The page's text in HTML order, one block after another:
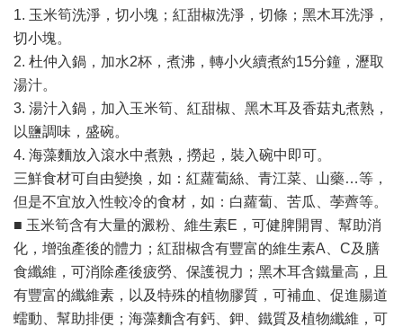
1. 玉米筍洗淨，切小塊；紅甜椒洗淨，切條；黑木耳洗淨，
切小塊。
2. 杜仲入鍋，加水2杯，煮沸，轉小火續煮約15分鐘，瀝取
湯汁。
3. 湯汁入鍋，加入玉米筍、紅甜椒、黑木耳及香菇丸煮熟，
以鹽調味，盛碗。
4. 海藻麵放入滾水中煮熟，撈起，裝入碗中即可。
三鮮食材可自由變換，如：紅蘿蔔絲、青江菜、山藥…等，
但是不宜放入性較冷的食材，如：白蘿蔔、苦瓜、荸薺等。
■ 玉米筍含有大量的澱粉、維生素E，可健脾開胃、幫助消
化，增強產後的體力；紅甜椒含有豐富的維生素A、C及膳
食纖維，可消除產後疲勞、保護視力；黑木耳含鐵量高，且
有豐富的纖維素，以及特殊的植物膠質，可補血、促進腸道
蠕動、幫助排便；海藻麵含有鈣、鉀、鐵質及植物纖維，可